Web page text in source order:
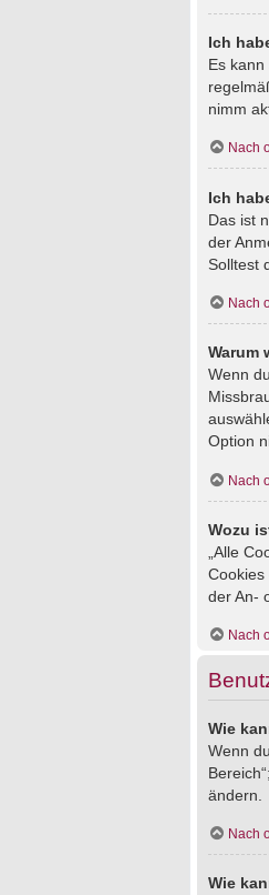
Ich
Es
nimm
Nach
Ich
Das ist
der
Solltest
Nach
Warum
Wenn
Option
Nach
Wozu
„Alle
Cookies
der An-
Nach
Wie
Wenn
ändern.
Nach
Wie